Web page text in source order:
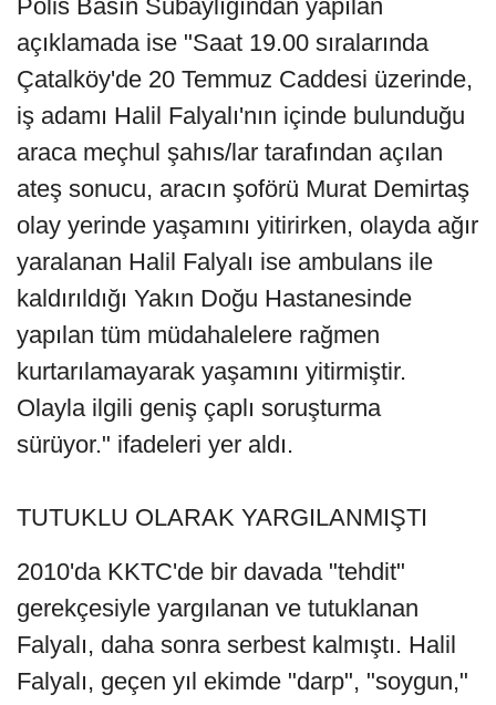
Polis Basın Subaylığından yapılan
açıklamada ise "Saat 19.00 sıralarında
Çatalköy'de 20 Temmuz Caddesi üzerinde,
iş adamı Halil Falyalı'nın içinde bulunduğu
araca meçhul şahıs/lar tarafından açılan
ateş sonucu, aracın şoförü Murat Demirtaş
olay yerinde yaşamını yitirirken, olayda ağır
yaralanan Halil Falyalı ise ambulans ile
kaldırıldığı Yakın Doğu Hastanesinde
yapılan tüm müdahalelere rağmen
kurtarılamayarak yaşamını yitirmiştir.
Olayla ilgili geniş çaplı soruşturma
sürüyor." ifadeleri yer aldı.
TUTUKLU OLARAK YARGILANMIŞTI
2010'da KKTC'de bir davada "tehdit"
gerekçesiyle yargılanan ve tutuklanan
Falyalı, daha sonra serbest kalmıştı. Halil
Falyalı, geçen yıl ekimde "darp", "soygun,"